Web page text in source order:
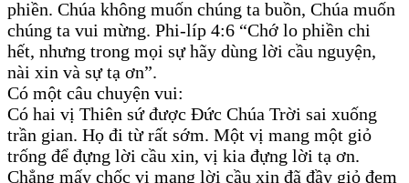
phiền. Chúa không muốn chúng ta buồn, Chúa muốn
chúng ta vui mừng. Phi-líp 4:6 “Chớ lo phiền chi
hết, nhưng trong mọi sự hãy dùng lời cầu nguyện,
nài xin và sự tạ ơn”.
Có một câu chuyện vui:
Có hai vị Thiên sứ được Đức Chúa Trời sai xuống
trần gian. Họ đi từ rất sớm. Một vị mang một giỏ
trống để đựng lời cầu xin, vị kia đựng lời tạ ơn.
Chẳng mấy chốc vị mang lời cầu xin đã đầy giỏ đem